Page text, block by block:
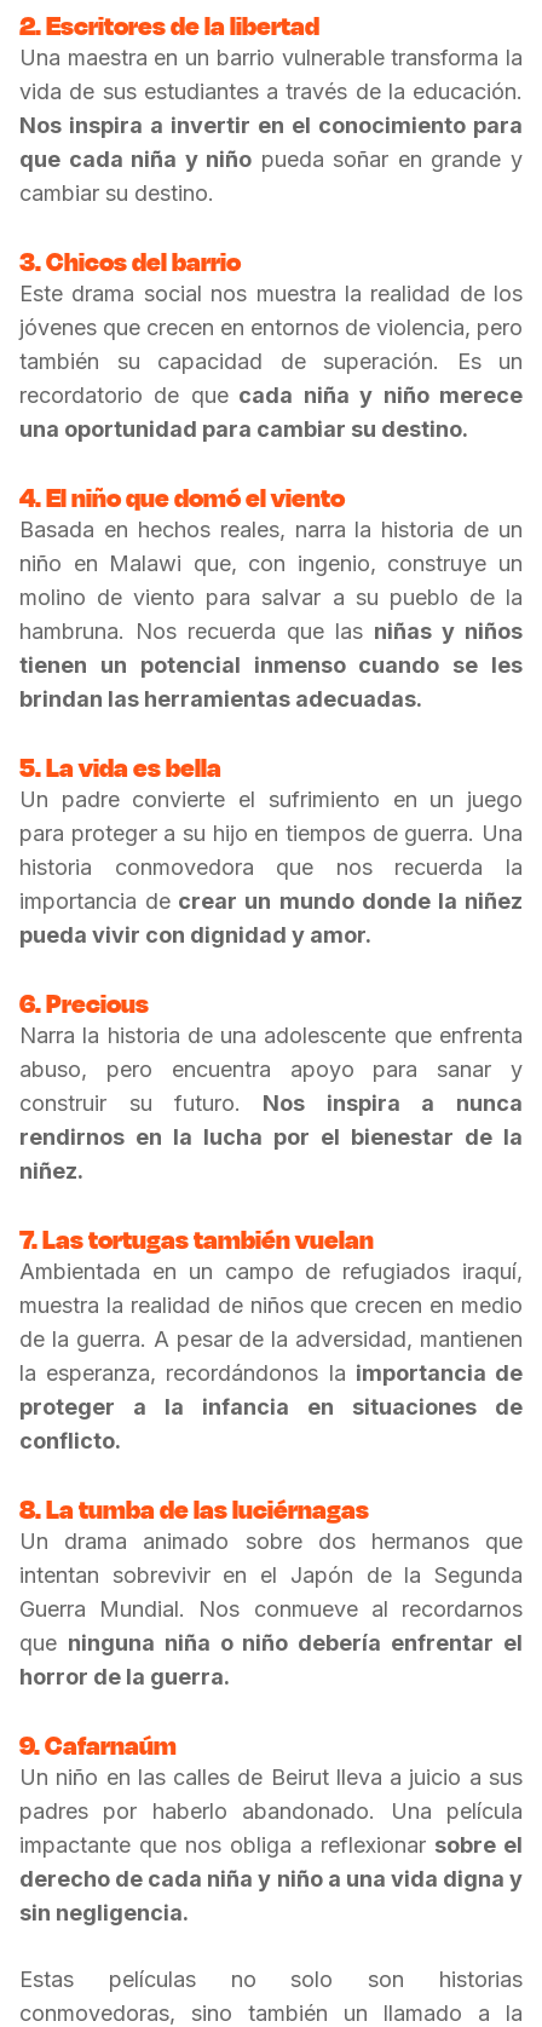
2. Escritores de la libertad
Una maestra en un barrio vulnerable transforma la
vida de sus estudiantes a través de la educación.
Nos inspira a invertir en el conocimiento para
que cada niña y niño pueda soñar en grande y
cambiar su destino.
3. Chicos del barrio
Este drama social nos muestra la realidad de los
jóvenes que crecen en entornos de violencia, pero
también su capacidad de superación. Es un
recordatorio de quecada niña y niño merece
una oportunidad para cambiar su destino.
4. El niño que domó el viento
Basada en hechos reales, narra la historia de un
niño en Malawi que, con ingenio, construye un
molino de viento para salvar a su pueblo de la
hambruna. Nos recuerda que las niñas y niños
tienen un potencial inmenso cuando se les
brindan las herramientas adecuadas.
5. La vida es bella
Un padre convierte el sufrimiento en un juego
para proteger a su hijo en tiempos de guerra. Una
historia conmovedora que nos recuerda la
importancia de crear un mundo donde la niñez
pueda vivir con dignidad y amor.
6. Precious
Narra la historia de una adolescente que enfrenta
abuso, pero encuentra apoyo para sanar y
construir su futuro.
Nos inspira a nunca
rendirnos en la lucha por el bienestar de la
niñez.
7. Las tortugas también vuelan
Ambientada en un campo de refugiados iraquí,
muestra la realidad de niños que crecen en medio
de la guerra. A pesar de la adversidad, mantienen
la esperanza, recordándonos la importancia de
proteger a la infancia en situaciones de
conflicto.
8. La tumba de las luciérnagas
Un drama animado sobre dos hermanos que
intentan sobrevivir en el Japón de la Segunda
Guerra Mundial. Nos conmueve al recordarnos
que ninguna niña o niño debería enfrentar el
horror de la guerra.
9. Cafarnaúm
Un niño en las calles de Beirut lleva a juicio a sus
padres por haberlo abandonado. Una película
impactante que nos obliga a reflexionar sobre el
derecho de cada niña y niño a una vida digna y
sin negligencia.
Estas películas no solo son historias
conmovedoras, sino también un llamado a la